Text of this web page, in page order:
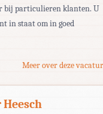
bij particulieren klanten. U
in staat om in goed
Meer over deze